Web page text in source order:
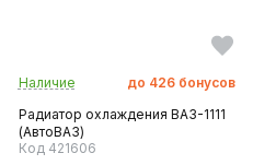
Наличие до 426 бонусов
Радиатор охлаждения ВАЗ-1111
(АвтоВАЗ)
Код 421606